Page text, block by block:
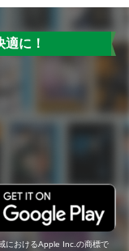
に！
におけるApple Inc.の商標で